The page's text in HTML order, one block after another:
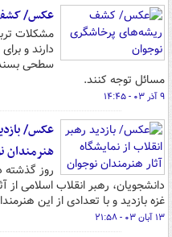
عکس/ کشف
مشکلات
دارند و
سطحی
مسائل توجه کنند.
۹ آذر ۰۳ - ۱۴:۴۵
عکس/
هنرمندان
روز گذشته
دانشجویان، رهبر انقلاب اسلامی
غزه بازدید و با تعدادی از این
۱۳ آبان ۰۳ - ۲۱:۵۸